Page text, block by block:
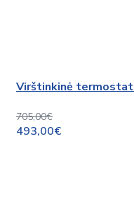
Virštinkinė
705,00€
493,00€